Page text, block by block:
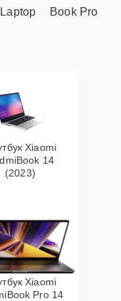
Book Pro
Xiaomi
14
(2023)
Xiaomi
Pro 14